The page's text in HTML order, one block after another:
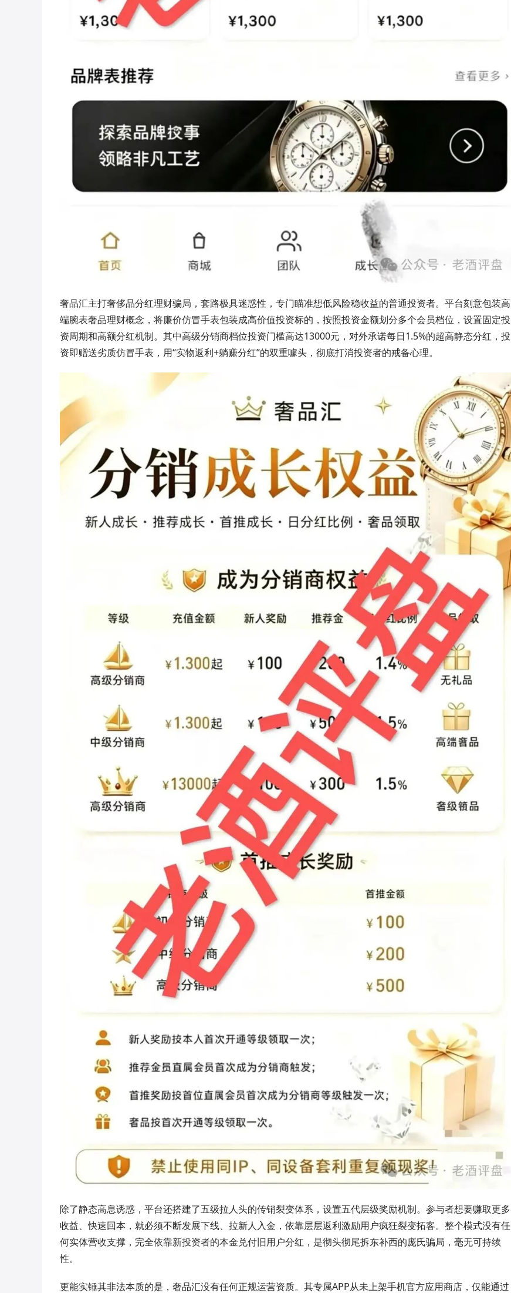
奢品汇主打奢侈品分红理财骗局，套路极具迷惑性，专门瞄准想低风险稳收益的普通投资者。平台刻意包装高
端腕表奢品理财概念，将廉价仿冒手表包装成高价值投资标的，按照投资金额划分多个会员档位，设置固定投
资周期和高额分红机制。其中高级分销商档位投资门槛高达13000元，对外承诺每日1.5%的超高静态分红，投
资即赠送劣质仿冒手表，用“实物返利+躺赚分红”的双重噱头，彻底打消投资者的戒备心理。
除了静态高息诱惑，平台还搭建了五级拉人头的传销裂变体系，设置五代层级奖励机制。参与者想要赚取更多
收益、快速回本，就必须不断发展下线、拉新人入金，依靠层层返利激励用户疯狂裂变拓客。整个模式没有任
何实体营收支撑，完全依靠新投资者的本金兑付旧用户分红，是彻头彻尾拆东补西的庞氏骗局，毫无可持续
性。
更能实锤其非法本质的是，奢品汇没有任何正规运营资质。其专属APP从未上架手机官方应用商店，仅能通过